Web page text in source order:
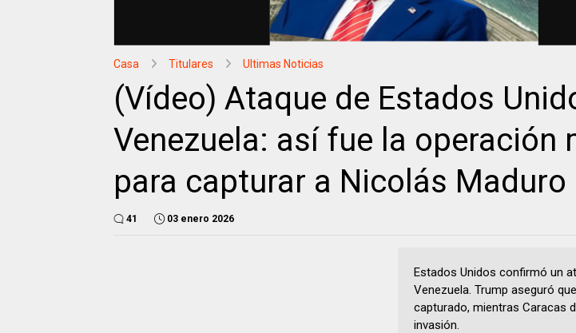
Casa Titulares Ultimas Noticias
(Vídeo) Ataque de Estados
Venezuela: así fue la operación
para capturar a Nicolás Maduro
41 03 enero 2026
Estados Unidos confirmó un
Venezuela. Trump aseguró
capturado, mientras Caracas
invasión.